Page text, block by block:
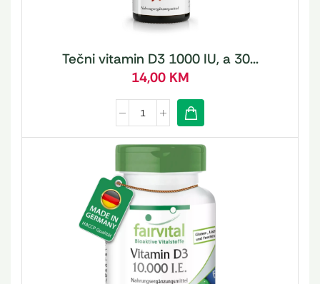
Tečni vitamin D3 1000 IU, a 30...
14,00 KM